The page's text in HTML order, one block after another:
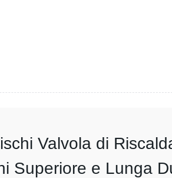
Valvola di
Superiore e Lunga